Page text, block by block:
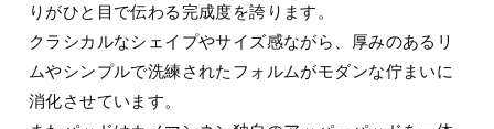
りがひと目で伝わる完成度を誇ります。
クラシカルなシェイプやサイズ感ながら、厚みのあるリ
ムやシンプルで洗練されたフォルムがモダンな佇まいに
消化させています。